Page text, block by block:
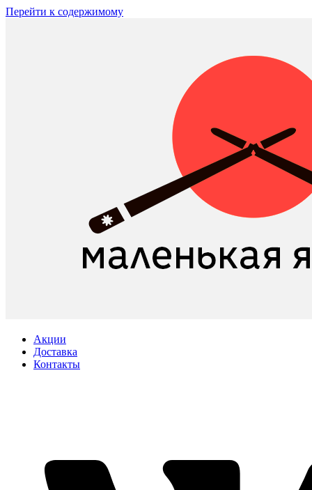
Перейти к содержимому
Акции
Доставка
Контакты